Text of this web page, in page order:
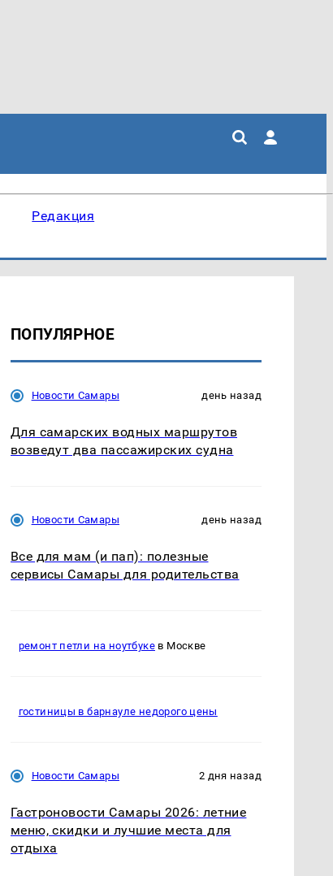
Редакция
ПОПУЛЯРНОЕ
Новости Самары день назад
Для самарских водных маршрутов
возведут два пассажирских судна
Новости Самары день назад
Все для мам (и пап): полезные
сервисы Самары для родительства
ремонт петли на ноутбукев Москве
гостиницы в барнауле недорого цены
Новости Самары 2 дня назад
Гастроновости Самары 2026: летние
меню, скидки и лучшие места для
отдыха